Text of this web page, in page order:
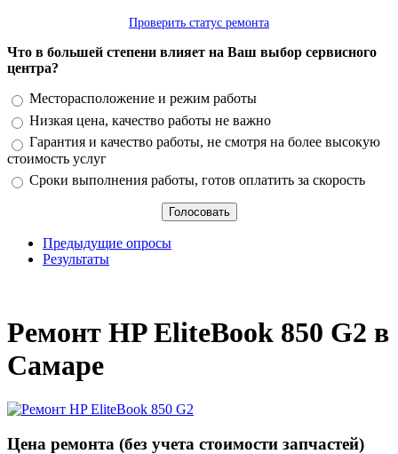
Проверить статус ремонта
Что в большей степени влияет на Ваш выбор сервисного
центра?
Варианты
Месторасположение и режим работы
Низкая цена, качество работы не важно
Гарантия и качество работы, не смотря на более высокую
стоимость услуг
Сроки выполнения работы, готов оплатить за скорость
Предыдущие опросы
Результаты
Ремонт HP EliteBook 850 G2 в
Самаре
Цена ремонта (без учета стоимости запчастей)